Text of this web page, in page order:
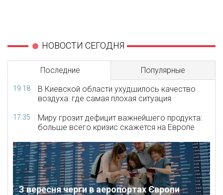
НОВОСТИ СЕГОДНЯ
Последние Популярные
19:18
В Киевской области ухудшилось качество
воздуха: где самая плохая ситуация
17:35
Миру грозит дефицит важнейшего продукта:
больше всего кризис скажется на Европе
З вересня черги в аеропортах Європи